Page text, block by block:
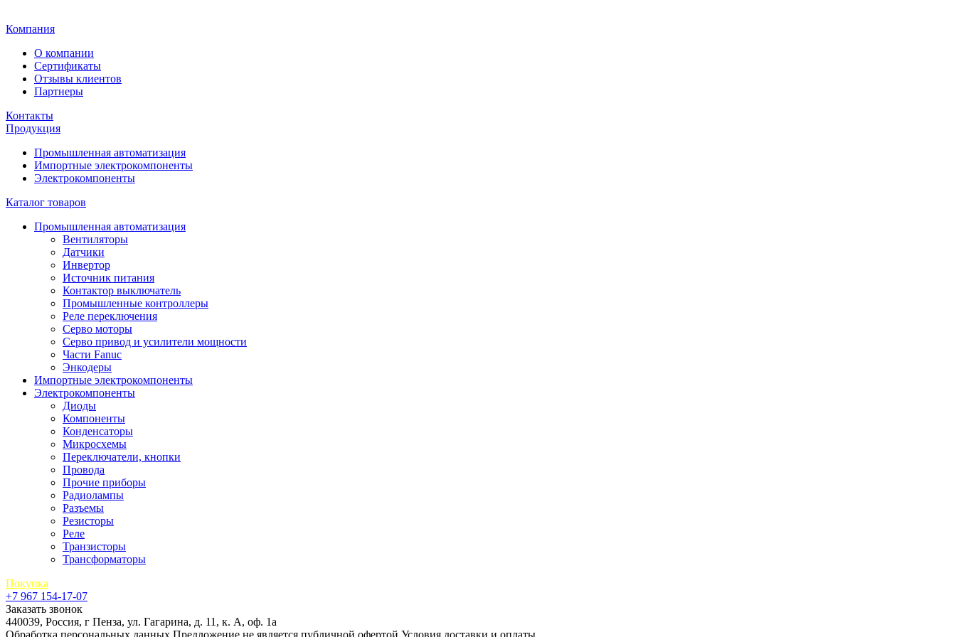
Компания
О компании
Сертификаты
Отзывы клиентов
Партнеры
Контакты
Продукция
Промышленная автоматизация
Импортные электрокомпоненты
Электрокомпоненты
Каталог товаров
Промышленная автоматизация
Вентиляторы
Датчики
Инвертор
Источник питания
Контактор выключатель
Промышленные контроллеры
Реле переключения
Серво моторы
Серво привод и усилители мощности
Части Fanuc
Энкодеры
Импортные электрокомпоненты
Электрокомпоненты
Диоды
Компоненты
Конденсаторы
Микросхемы
Переключатели, кнопки
Провода
Прочие приборы
Радиолампы
Разъемы
Резисторы
Реле
Транзисторы
Трансформаторы
Покупка
+7 967 154-17-07
Заказать звонок
440039, Россия, г Пенза, ул. Гагарина, д. 11, к. А, оф. 1а
Обработка персональных данных Предложение не является публичной офертой Условия доставки и оплаты